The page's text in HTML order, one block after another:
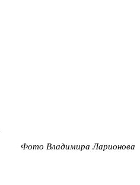
Фото Владимира Ларионова